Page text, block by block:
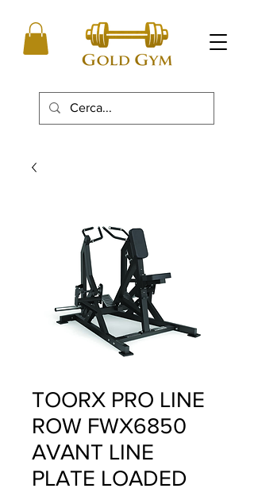
TOORX PRO LINE
ROW FWX6850
AVANT LINE
PLATE LOADED